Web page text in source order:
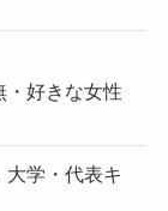
・好きな女性
学・代表キ